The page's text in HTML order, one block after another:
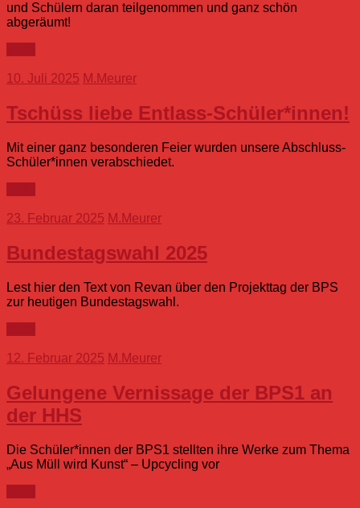
und Schülern daran teilgenommen und ganz schön
abgeräumt!
10. Juli 2025 M.Meurer
Tschüss liebe Entlass-Schüler*innen!
Mit einer ganz besonderen Feier wurden unsere Abschluss-
Schüler*innen verabschiedet.
23. Februar 2025 M.Meurer
Bundestagswahl 2025
Lest hier den Text von Revan über den Projekttag der BPS
zur heutigen Bundestagswahl.
12. Februar 2025 M.Meurer
Gelungene Vernissage der BPS1 an
der HHS
Die Schüler*innen der BPS1 stellten ihre Werke zum Thema
„Aus Müll wird Kunst“ – Upcycling vor